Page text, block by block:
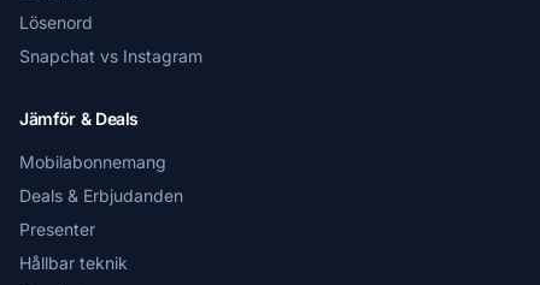
Lösenord
Snapchat vs Instagram
Jämför & Deals
Mobilabonnemang
Deals & Erbjudanden
Presenter
Hållbar teknik